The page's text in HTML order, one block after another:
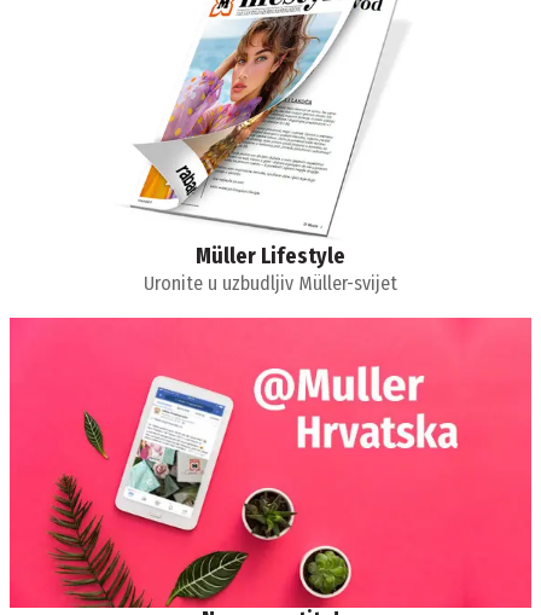
Müller Lifestyle
Uronite u uzbudljiv Müller-svijet